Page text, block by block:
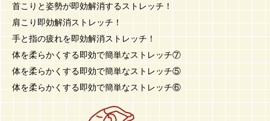
首こりと姿勢が即効解消するストレッチ！
肩こり即効解消ストレッチ！
手と指の疲れを即効解消ストレッチ！
体を柔らかくする即効で簡単なストレッチ⑦
体を柔らかくする即効で簡単なストレッチ⑤
体を柔らかくする即効で簡単なストレッチ⑥